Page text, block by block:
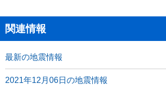
関連情報
最新の地震情報
2021年12月06日の地震情報